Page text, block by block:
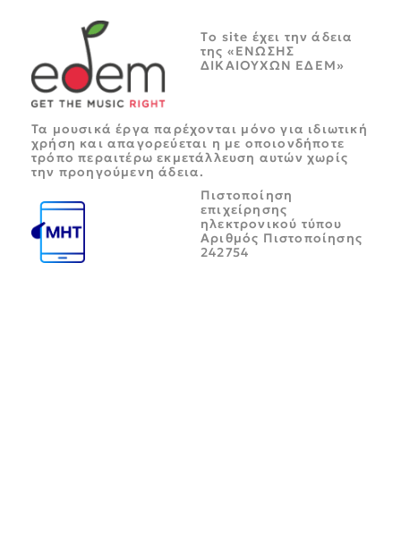
Tο site έχει την άδεια
της «ΕΝΩΣΗΣ
ΔΙΚΑΙΟΥΧΩΝ ΕΔΕΜ»
Τα μουσικά έργα παρέχονται μόνο για ιδιωτική
χρήση και απαγορεύεται η με οποιονδήποτε
τρόπο περαιτέρω εκμετάλλευση αυτών χωρίς
την προηγούμενη άδεια.
Πιστοποίηση
επιχείρησης
ηλεκτρονικού τύπου
Αριθμός Πιστοποίησης
242754